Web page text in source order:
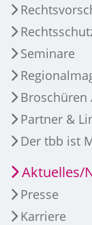
Seminare
Broschüren
Partner &
Der tbb ist
Aktuelles/
Presse
Karriere